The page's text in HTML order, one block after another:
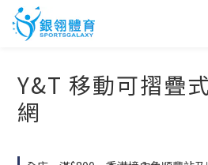
Y&T 移動可摺疊
網